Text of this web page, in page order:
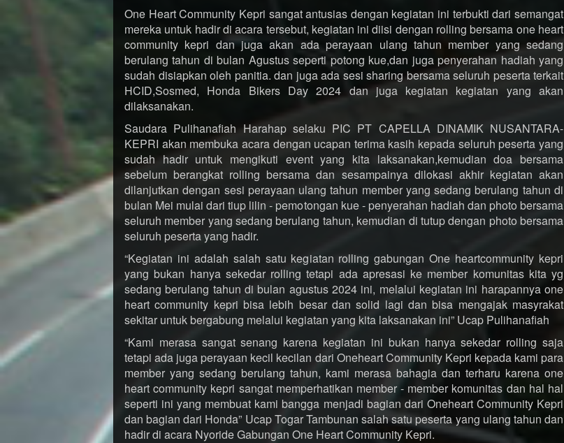
One Heart Community Kepri sangat antusias dengan kegiatan ini terbukti dari semangat
mereka untuk hadir di acara tersebut, kegiatan ini diisi dengan rolling bersama one heart
community kepri dan juga akan ada perayaan ulang tahun member yang sedang
berulang tahun di bulan Agustus seperti potong kue,dan juga penyerahan hadiah yang
sudah disiapkan oleh panitia. dan juga ada sesi sharing bersama seluruh peserta terkait
HCID,Sosmed, Honda Bikers Day 2024 dan juga kegiatan kegiatan yang akan
dilaksanakan.
Saudara Pulihanafiah Harahap selaku PIC PT CAPELLA DINAMIK NUSANTARA-
KEPRI akan membuka acara dengan ucapan terima kasih kepada seluruh peserta yang
sudah hadir untuk mengikuti event yang kita laksanakan,kemudian doa bersama
sebelum berangkat rolling bersama dan sesampainya dilokasi akhir kegiatan akan
dilanjutkan dengan sesi perayaan ulang tahun member yang sedang berulang tahun di
bulan Mei mulai dari tiup lilin - pemotongan kue - penyerahan hadiah dan photo bersama
seluruh member yang sedang berulang tahun, kemudian di tutup dengan photo bersama
seluruh peserta yang hadir.
“Kegiatan ini adalah salah satu kegiatan rolling gabungan One heartcommunity kepri
yang bukan hanya sekedar rolling tetapi ada apresasi ke member komunitas kita yg
sedang berulang tahun di bulan agustus 2024 ini, melalui kegiatan ini harapannya one
heart community kepri bisa lebih besar dan solid lagi dan bisa mengajak masyrakat
sekitar untuk bergabung melalui kegiatan yang kita laksanakan ini” Ucap Pulihanafiah
“Kami merasa sangat senang karena kegiatan ini bukan hanya sekedar rolling saja
tetapi ada juga perayaan kecil kecilan dari Oneheart Community Kepri kepada kami para
member yang sedang berulang tahun, kami merasa bahagia dan terharu karena one
heart community kepri sangat memperhatikan member - member komunitas dan hal hal
seperti ini yang membuat kami bangga menjadi bagian dari Oneheart Community Kepri
dan bagian dari Honda” Ucap Togar Tambunan salah satu peserta yang ulang tahun dan
hadir di acara Nyoride Gabungan One Heart Community Kepri.